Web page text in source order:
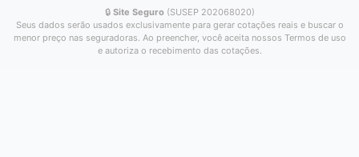
🔒 Site Seguro (SUSEP 202068020)
Seus dados serão usados exclusivamente para gerar cotações reais e buscar o
menor preço nas seguradoras. Ao preencher, você aceita nossos Termos de uso
e autoriza o recebimento das cotações.